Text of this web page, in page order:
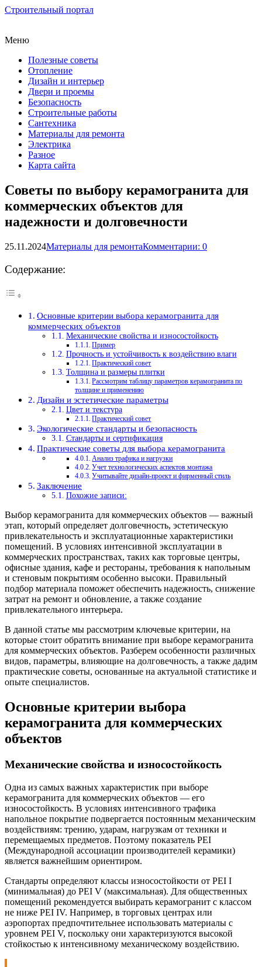
Строительный портал
Меню
Полезные советы
Отопление
Дизайн и интерьер
Двери и проемы
Безопасность
Строительные работы
Сантехника
Материалы для ремонта
Электрика
Разное
Карта сайта
Советы по выбору керамогранита для
коммерческих объектов для
надежности и долговечности
25.11.2024Материалы для ремонтаКомментарии: 0
Содержание:
Основные критерии выбора керамогранита для
коммерческих объектов
Механические свойства и износостойкость
Пример
Прочность и устойчивость к воздействию влаги
Практический совет
Толщина и размеры плитки
Рассмотрим таблицу параметров керамогранита по
толщине и применению
Дизайн и эстетические параметры
Цвет и текстура
Практический совет
Экологические стандарты и безопасность
Стандарты и сертификация
Практические советы для выбора керамогранита
Анализ трафика и нагрузки
Учет технологических аспектов монтажа
Учитывайте дизайн-проект и фирменный стиль
Заключение
Похожие записи:
Выбор керамогранита для коммерческих объектов — важный
этап, который определяет долговечность, эстетическую
привлекательность и эксплуатационные характеристики
помещений. В условиях интенсивной эксплуатации в
коммерческих пространствах, таких как торговые центры,
офисные здания, кафе и рестораны, требования к напольным
и стеновым покрытиям особенно высоки. Правильный
подбор материала поможет обеспечить надежность, снижение
затрат на ремонт и обновление, а также создание
привлекательного интерьера.
В данной статье мы рассмотрим ключевые критерии, на
которые стоит обратить внимание при выборе керамогранита
для коммерческих объектов. Разберем особенности различных
видов, параметры, влияющие на долговечность, а также дадим
практические советы, основанные на актуальной статистике и
опыте специалистов.
Основные критерии выбора
керамогранита для коммерческих
объектов
Механические свойства и износостойкость
Одна из самых важных характеристик при выборе
керамогранита для коммерческих объектов — его
износостойкость. В условиях интенсивного трафика
напольное покрытие подвергается постоянным механическим
воздействиям: трению, ударам, нагрузкам от техники и
перемещаемых предметов. Поэтому показатель PEI
(Международной ассоциации производителей керамики)
является важнейшим ориентиром.
Стандарты определяют классы износостойкости от PEI I
(минимальная) до PEI V (максимальная). Для общественных
помещений рекомендуется выбирать керамогранит с классом
не ниже PEI IV. Например, в торговых центрах или
аэропортах предпочтительнее использовать материалы с
уровнем PEI V, поскольку они характеризуются высокой
стойкостью к интенсивному механическому воздействию.